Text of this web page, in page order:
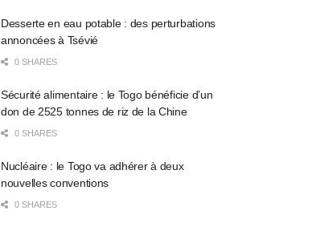
Desserte en eau potable : des perturbations
annoncées à Tsévié
0 SHARES
Sécurité alimentaire : le Togo bénéficie d’un
don de 2525 tonnes de riz de la Chine
0 SHARES
Nucléaire : le Togo va adhérer à deux
nouvelles conventions
0 SHARES